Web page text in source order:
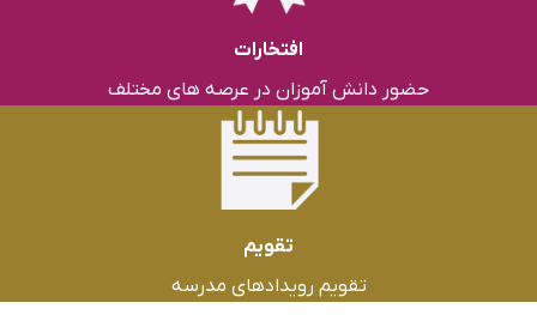
افتخارات
حضور دانش آموزان در عرصه های مختلف
تقویم
تقویم رویدادهای مدرسه